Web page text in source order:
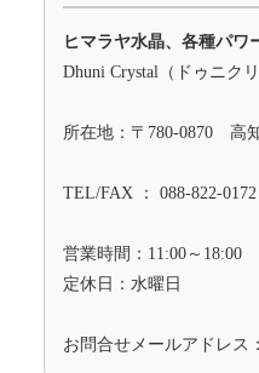
ヒマラヤ水晶、各種パ
Dhuni Crystal（ドゥニク
所在地：〒780-0870 高
TEL/FAX ： 088-822-0172
営業時間：11:00～18:00
定休日：水曜日
お問合せメールアドレス